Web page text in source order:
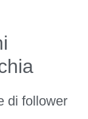
di follower